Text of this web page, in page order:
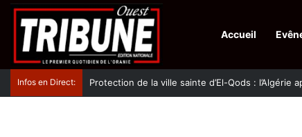
Accueil
Infos en Direct: Protection de la ville sainte d’El-Qods : l’Algérie